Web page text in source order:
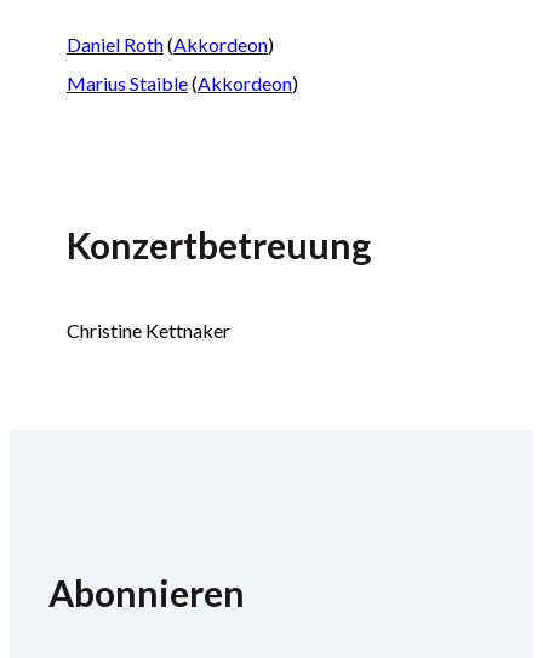
Daniel Roth(Akkordeon)
Marius Staible(Akkordeon)
Konzertbetreuung
Christine Kettnaker
Abonnieren